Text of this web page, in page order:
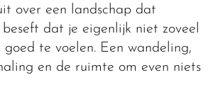
over een landschap dat
dat je eigenlijk niet zoveel
te voelen. Een wandeling,
en de ruimte om even niets